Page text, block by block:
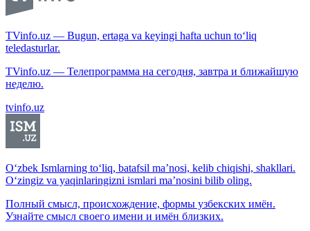
TVinfo.uz — Bugun, ertaga va keyingi hafta uchun to‘liq
teledasturlar.
TVinfo.uz — Телепрограмма на сегодня, завтра и ближайшую
неделю.
tvinfo.uz
O‘zbek Ismlarning to‘liq, batafsil ma’nosi, kelib chiqishi, shakllari.
O‘zingiz va yaqinlaringizni ismlari ma’nosini bilib oling.
Полный смысл, происхождение, формы узбекских имён.
Узнайте смысл своего имени и имён близких.